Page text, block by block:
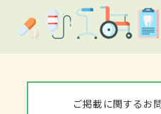
ご掲載に関するお